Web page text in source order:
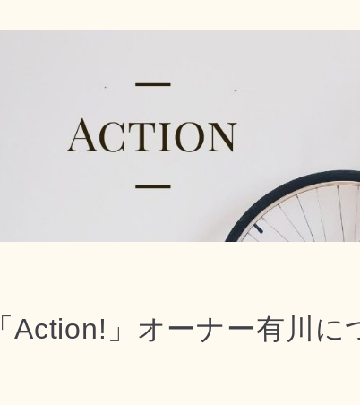
「Action!」オーナー有川に